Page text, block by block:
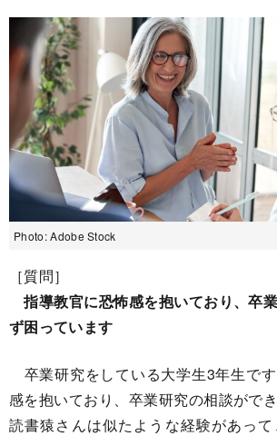
Photo: Adobe Stock
［質問］
指導教官に恐怖感を抱いており、卒
ず困っています
卒業研究をしている大学生3年生で
感を抱いており、卒業研究の相談がで
読書猿さんは似たような経験があっ